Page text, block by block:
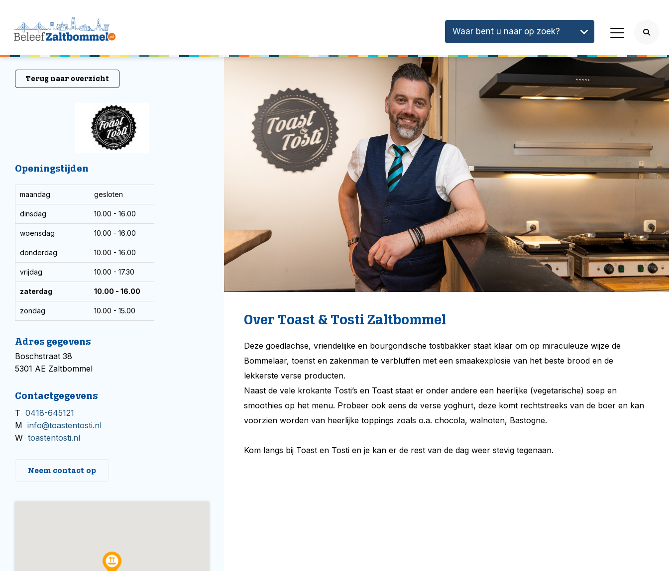
Waar bent u naar op zoek?
Terug naar overzicht
Openingstijden
maandag gesloten
dinsdag 10.00 - 16.00
woensdag 10.00 - 16.00
donderdag 10.00 - 16.00
vrijdag 10.00 - 17.30
zaterdag 10.00 - 16.00
zondag 10.00 - 15.00
Adres gegevens
Boschstraat 38
5301 AE Zaltbommel
Contactgegevens
T 0418-645121
M info@toastentosti.nl
W toastentosti.nl
Neem contact op
Over Toast & Tosti Zaltbommel
Deze goedlachse, vriendelijke en bourgondische tostibakker staat klaar om op miraculeuze wijze de
Bommelaar, toerist en zakenman te verbluffen met een smaakexplosie van het beste brood en de
lekkerste verse producten.
Naast de vele krokante Tosti’s en Toast staat er onder andere een heerlijke (vegetarische) soep en
smoothies op het menu. Probeer ook eens de verse yoghurt, deze komt rechtstreeks van de boer en kan
voorzien worden van heerlijke toppings zoals o.a. chocola, walnoten, Bastogne.
Kom langs bij Toast en Tosti en je kan er de rest van de dag weer stevig tegenaan.